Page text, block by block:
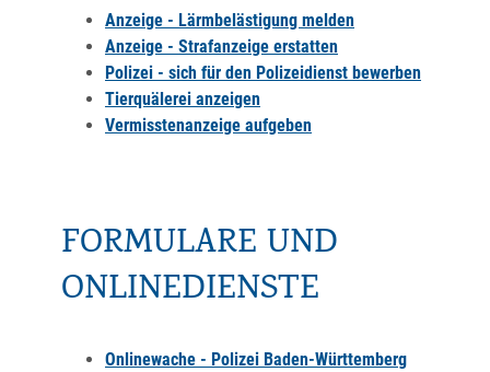
Anzeige - Lärmbelästigung melden
Anzeige - Strafanzeige erstatten
Polizei - sich für den Polizeidienst bewerben
Tierquälerei anzeigen
Vermisstenanzeige aufgeben
FORMULARE UND
ONLINEDIENSTE
Onlinewache - Polizei Baden-Württemberg